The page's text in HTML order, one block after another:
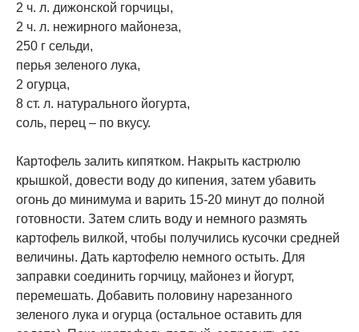
2 ч. л. дижонской горчицы,
2 ч. л. нежирного майонеза,
250 г сельди,
перья зеленого лука,
2 огурца,
8 ст. л. натурального йогурта,
соль, перец – по вкусу.
Картофель залить кипятком. Накрыть кастрюлю
крышкой, довести воду до кипения, затем убавить
огонь до минимума и варить 15-20 минут до полной
готовности. Затем слить воду и немного размять
картофель вилкой, чтобы получились кусочки средней
величины. Дать картофелю немного остыть. Для
заправки соединить горчицу, майонез и йогурт,
перемешать. Добавить половину нарезанного
зеленого лука и огурца (остальное оставить для